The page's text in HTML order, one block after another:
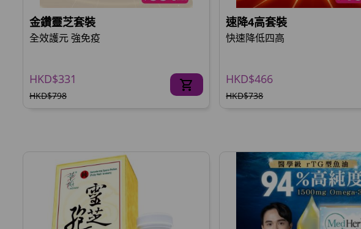
金鑽靈芝套裝
全效護元 強免疫
HKD$331
HKD$798
速降4高套裝
快速降低四高
HKD$466
HKD$738